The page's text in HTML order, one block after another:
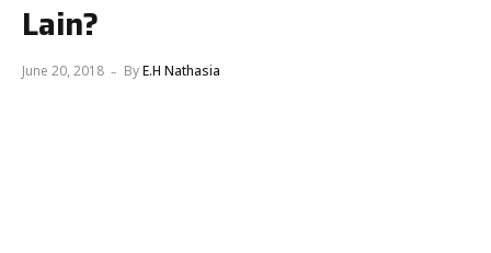
Lain?
June 20, 2018 ByE.H Nathasia